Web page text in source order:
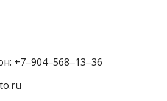
+7‒904‒568‒13‒36